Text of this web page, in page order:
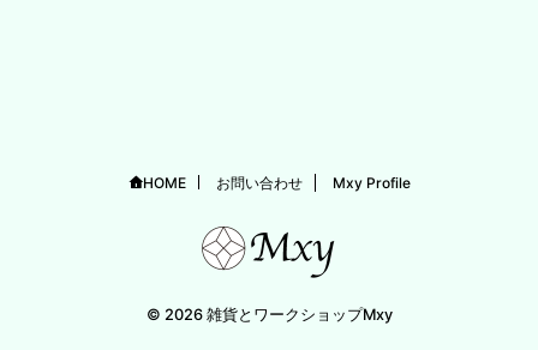
HOME お問い合わせ Mxy Profile
© 2026 雑貨とワークショップMxy